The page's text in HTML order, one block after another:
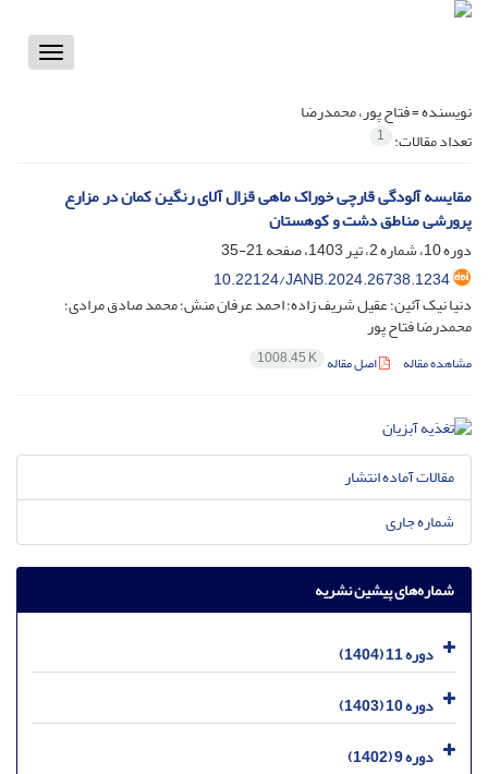
Toggle
نویسنده =فتاح پور، محمدرضا
تعداد مقالات: 1
مقایسه آلودگی قارچی خوراک ماهی قزال آلای رنگین کمان در مزارع
پرورشی مناطق دشت و کوهستان
دوره 10، شماره 2، تیر 1403، صفحه
21-35
10.22124/JANB.2024.26738.1234
دنیا نیک آئین؛ عقیل شریف زاده؛ احمد عرفان منش؛ محمد صادق مرادی؛
محمدرضا فتاح پور
مشاهده مقاله اصل مقاله 1008.45 K
مقالات آماده انتشار
شماره جاری
شماره‌های پیشین نشریه
دوره 11 (1404)
دوره 10 (1403)
دوره 9 (1402)